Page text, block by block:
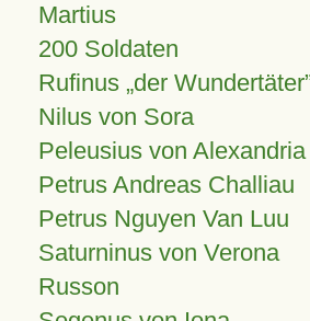
Martius
200 Soldaten
Rufinus „der
Nilus von Sora
Peleusius von Alexandria
Petrus Andreas Challiau
Petrus Nguyen Van Luu
Saturninus von Verona
Russon